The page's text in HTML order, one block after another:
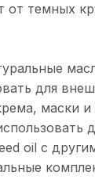
от темных
для
маски
oil с